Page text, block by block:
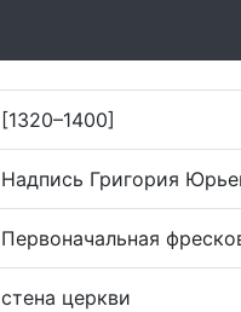
[1320–1400]
Надпись Григория
Первоначальная
стена церкви